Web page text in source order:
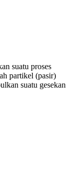
suatu proses
partikel (pasir)
suatu gesekan